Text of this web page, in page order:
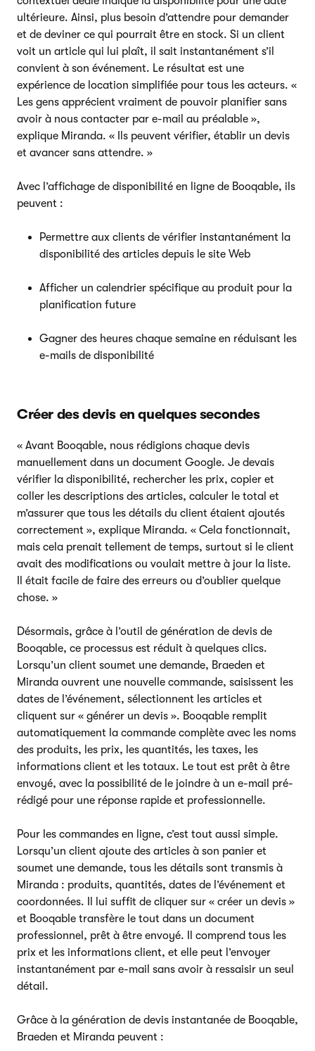
ultérieure. Ainsi, plus besoin d’attendre pour demander
et de deviner ce qui pourrait être en stock. Si un client
voit un article qui lui plaît, il sait instantanément s’il
convient à son événement. Le résultat est une
expérience de location simplifiée pour tous les acteurs. «
Les gens apprécient vraiment de pouvoir planifier sans
avoir à nous contacter par e-mail au préalable »,
explique Miranda. « Ils peuvent vérifier, établir un devis
et avancer sans attendre. »
Avec l’affichage de disponibilité en ligne de Booqable, ils
peuvent :
Permettre aux clients de vérifier instantanément la
disponibilité des articles depuis le site Web
Afficher un calendrier spécifique au produit pour la
planification future
Gagner des heures chaque semaine en réduisant les
e-mails de disponibilité
Créer des devis en quelques secondes
« Avant Booqable, nous rédigions chaque devis
manuellement dans un document Google. Je devais
vérifier la disponibilité, rechercher les prix, copier et
coller les descriptions des articles, calculer le total et
m’assurer que tous les détails du client étaient ajoutés
correctement », explique Miranda. « Cela fonctionnait,
mais cela prenait tellement de temps, surtout si le client
avait des modifications ou voulait mettre à jour la liste.
Il était facile de faire des erreurs ou d’oublier quelque
chose. »
Désormais, grâce à l’outil de génération de devis de
Booqable, ce processus est réduit à quelques clics.
Lorsqu’un client soumet une demande, Braeden et
Miranda ouvrent une nouvelle commande, saisissent les
dates de l’événement, sélectionnent les articles et
cliquent sur « générer un devis ». Booqable remplit
automatiquement la commande complète avec les noms
des produits, les prix, les quantités, les taxes, les
informations client et les totaux. Le tout est prêt à être
envoyé, avec la possibilité de le joindre à un e-mail pré-
rédigé pour une réponse rapide et professionnelle.
Pour les commandes en ligne, c’est tout aussi simple.
Lorsqu’un client ajoute des articles à son panier et
soumet une demande, tous les détails sont transmis à
Miranda : produits, quantités, dates de l’événement et
coordonnées. Il lui suffit de cliquer sur « créer un devis »
et Booqable transfère le tout dans un document
professionnel, prêt à être envoyé. Il comprend tous les
prix et les informations client, et elle peut l’envoyer
instantanément par e-mail sans avoir à ressaisir un seul
détail.
Grâce à la génération de devis instantanée de Booqable,
Braeden et Miranda peuvent :